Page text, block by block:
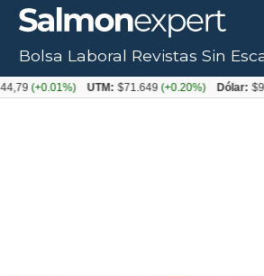
Bolsa Laboral Revistas Sin
UTM: $71.649(+0.20%) Dólar: $913,86